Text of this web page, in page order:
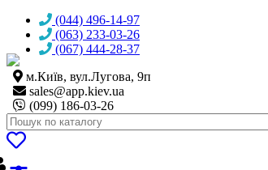
(044) 496-14-97
(063) 233-03-26
(067) 444-28-37
м.Київ, вул.Лугова, 9п
sales@app.kiev.ua
(099) 186-03-26